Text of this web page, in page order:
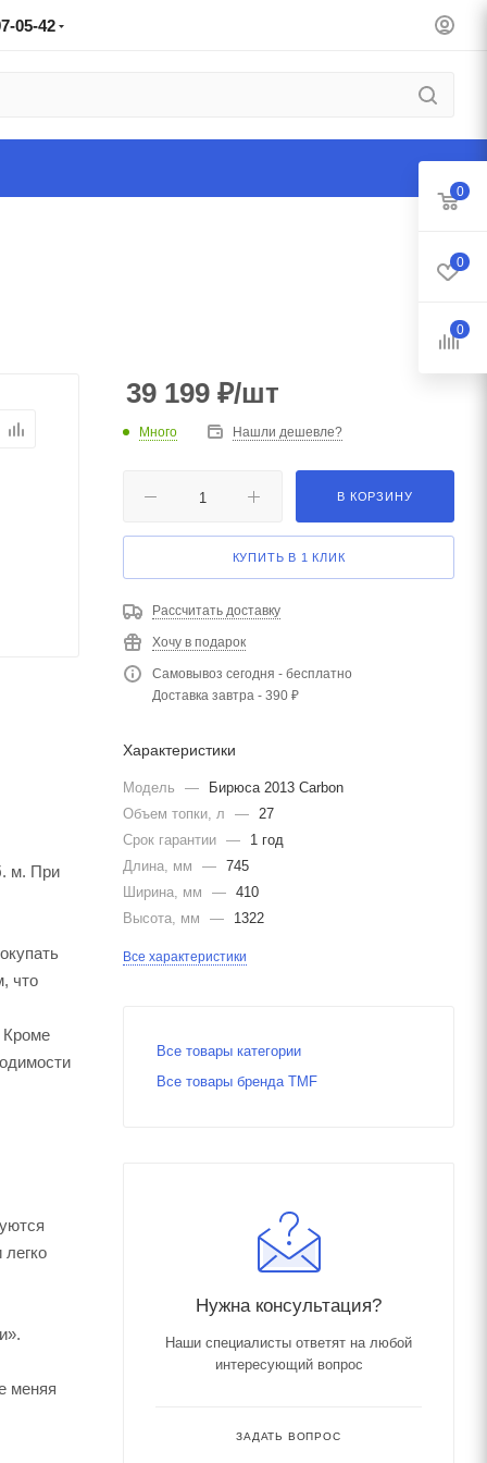
05-42
м. При
что
Кроме
меняя
39 199 ₽/шт
Много Нашли дешевле?
В КОРЗИНУ
КУПИТЬ В 1 КЛИК
Рассчитать доставку
Хочу в подарок
Самовывоз сегодня - бесплатно
Доставка завтра - 390 ₽
Характеристики
Модель —
Бирюса 2013 Carbon
Объем топки, л
— 27
Срок гарантии —
1 год
Длина, мм
— 745
Ширина, мм
— 410
Высота, мм
— 1322
Все характеристики
Все товары категории
Все товары бренда TMF
Нужна консультация?
Наши специалисты ответят на любой
интересующий вопрос
ЗАДАТЬ ВОПРОС
0
0
0